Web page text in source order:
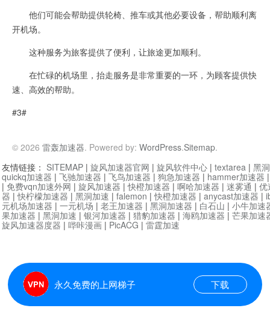
他们可能会帮助提供轮椅、推车或其他必要设备，帮助顺利离
开机场。
这种服务为旅客提供了便利，让旅途更加顺利。
在忙碌的机场里，抬走服务是非常重要的一环，为顾客提供快
速、高效的帮助。
#3#
© 2026 雷轰加速器. Powered by: WordPress.Sitemap.
永久免费的上网梯子 下载
友情链接： SITEMAP | 旋风加速器官网 | 旋风软件中心 | textarea | 黑
quickq加速器 | 飞驰加速器 | 飞鸟加速器 | 狗急加速器 | hammer加速器
| 免费vqn加速外网 | 旋风加速器 |快橙加速器 | 啊哈加速器 | 迷雾通 | 优
器 |快柠檬加速器 | 黑洞加速 | falemon |快橙加速器 | anycast加速器 |
元机场加速器 | 一元机场 | 老王加速器 | 黑洞加速器 | 白石山 | 小牛加速
果加速器 | 黑洞加速 | 银河加速器 | 猎豹加速器 | 海鸥加速器 | 芒果加速
旋风加速器度器 | 哔咔漫画 | PicACG | 雷霆加速